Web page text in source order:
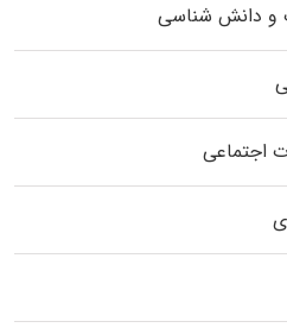
و دانش شناسی
اجتماعی